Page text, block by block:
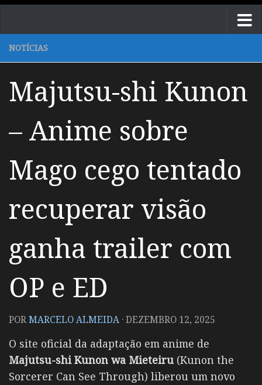
NOTÍCIAS
Majutsu-shi Kunon
– Anime sobre
Mago cego tentado
recuperar visão
ganha trailer com
OP e ED
PORMARCELO ALMEIDA ·DEZEMBRO 12, 2025
O site oficial da adaptação em anime de
Majutsu-shi Kunon wa Mieteiru (Kunon the
Sorcerer Can See Through) liberou um novo